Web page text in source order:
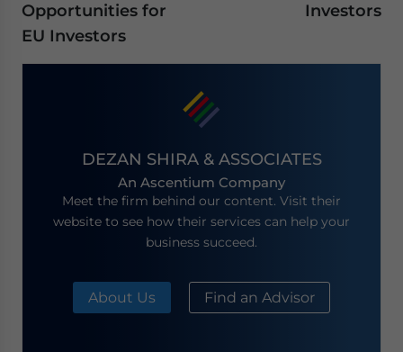
Opportunities for
EU Investors
Investors
DEZAN SHIRA & ASSOCIATES
An Ascentium Company
Meet the firm behind our content. Visit their
website to see how their services can help your
business succeed.
About Us Find an Advisor